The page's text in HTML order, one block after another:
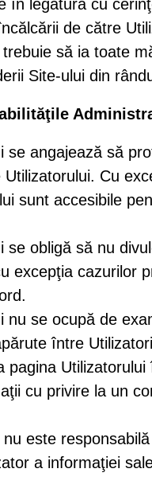
în legătură cu
de către
să ia toate
Site-ului din
se angajează să
Cu
sunt accesibile
se obligă să nu
excepţia cazurilor
nu se ocupă de
între
pagina
cu privire la un
este
a informaţiei